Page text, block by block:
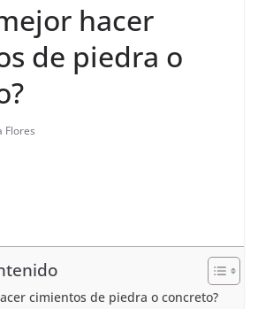
hacer
de piedra o
Flores
cimientos de piedra o concreto?